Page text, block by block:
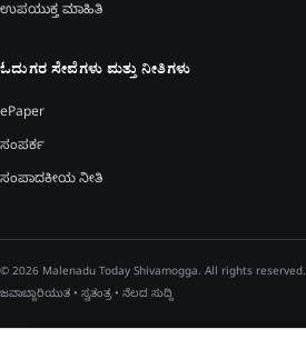
ಉಪಯುಕ್ತ ಮಾಹಿತಿ
ಓದುಗರ ಸೇವೆಗಳು ಮತ್ತು ನೀತಿಗಳು
ePaper
ಸಂಪರ್ಕ
ಸಂಪಾದಕೀಯ ನೀತಿ
© 2026 Malenadu Today Shivamogga. All rights reserved.
ಜವಾಬ್ದಾರಿಯುತ • ಸ್ವತಂತ್ರ • ನೆಲದ ಸುದ್ದಿ